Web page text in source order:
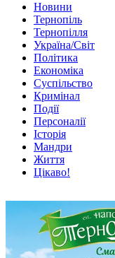
Новини
Тернопіль
Тернопілля
Україна/Світ
Політика
Економіка
Суспільство
Кримінал
Події
Персоналії
Історія
Мандри
Життя
Цікаво!